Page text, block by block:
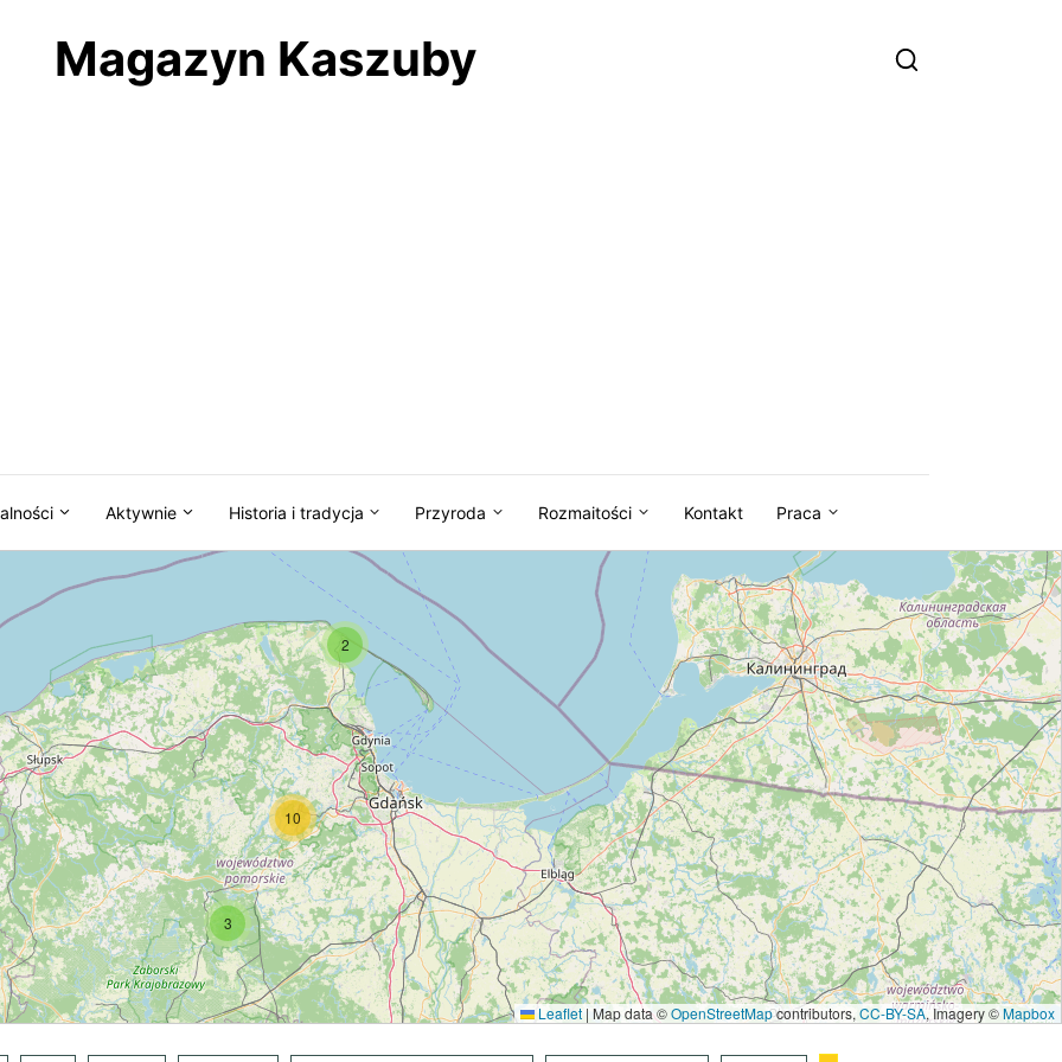
Magazyn Kaszuby
Aktywnie Historia i tradycja Przyroda Rozmaitości Kontakt Praca
3
10
2
3
Leaflet | Map data ©OpenStreetMapcontributors,CC-BY-SA, Imagery ©Mapbox